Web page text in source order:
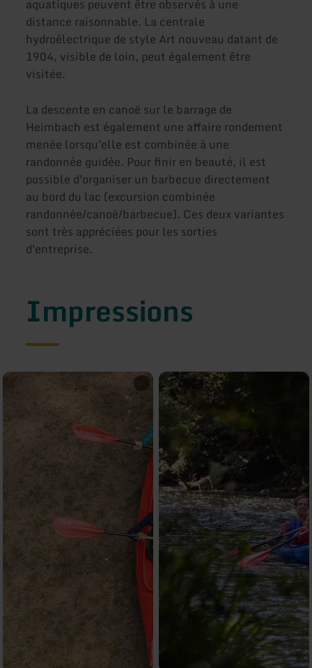
aquatiques peuvent être observés à une
distance raisonnable. La centrale
hydroélectrique de style Art nouveau datant de
1904, visible de loin, peut également être
visitée.
La descente en canoë sur le barrage de
Heimbach est également une affaire rondement
menée lorsqu'elle est combinée à une
randonnée guidée. Pour finir en beauté, il est
possible d'organiser un barbecue directement
au bord du lac (excursion combinée
randonnée/canoë/barbecue). Ces deux variantes
sont très appréciées pour les sorties
d'entreprise.
Impressions